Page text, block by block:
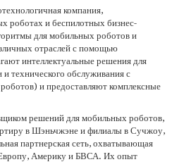
компания,
роботах и беспилотных бизнес-
для мобильных роботов и
отраслей с помощью
интеллектуальные решения для
и технического обслуживания с
и предоставляют комплексные
решений для мобильных роботов,
в Шэньчжэне и филиалы в Сучжоу,
партнерская сеть, охватывающая
Америку и БВСА. Их опыт